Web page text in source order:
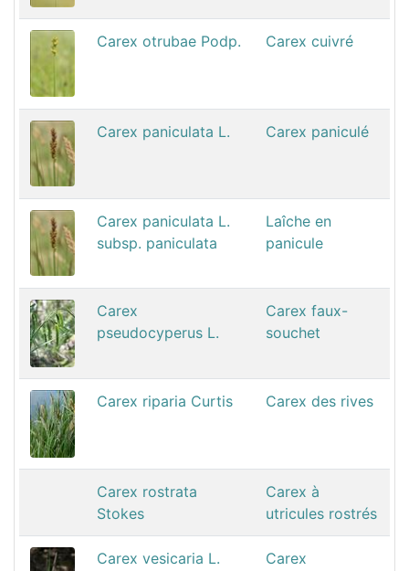
Carex otrubae Podp. Carex cuivré
Carex paniculata L. Carex paniculé
Carex paniculata L.
subsp. paniculata
Laîche en
panicule
Carex
pseudocyperus L.
Carex faux-
souchet
Carex riparia Curtis Carex des rives
Carex rostrata
Stokes
Carex à
utricules rostrés
Carex vesicaria L.
Carex